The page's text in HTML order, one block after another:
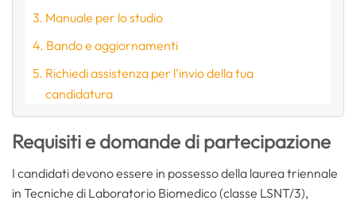
Manuale per lo studio
Bando e aggiornamenti
Richiedi assistenza per l’invio della tua
candidatura
Requisiti e domande di partecipazione
I candidati devono essere in possesso della laurea triennale
in Tecniche di Laboratorio Biomedico (classe LSNT/3),